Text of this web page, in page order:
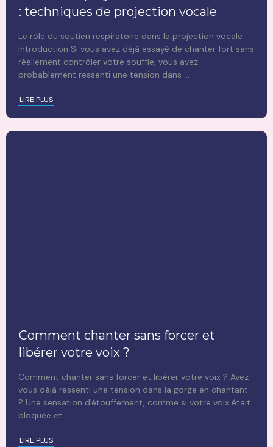
: techniques de projection vocale
Le rôle du soutien respiratoire dans la projection vocale
Introduction Si vous avez déjà essayé de chanter fort sans
réellement contrôler votre souffle, vous avez
probablement ressenti une tension dans ...
LIRE PLUS
Comment chanter sans forcer et
libérer votre voix ?
Comment chanter sans forcer et libérer votre voix ? Avez-
vous déjà ressenti une tension dans la gorge en chantant
? Une sensation d'étouffement, comme si votre voix était
bloquée et ...
LIRE PLUS